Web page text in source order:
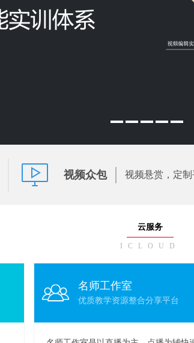
视频众包 视频悬赏，定制
云服务
ICLOUD
名师工作室
优质教学资源整合分享平台